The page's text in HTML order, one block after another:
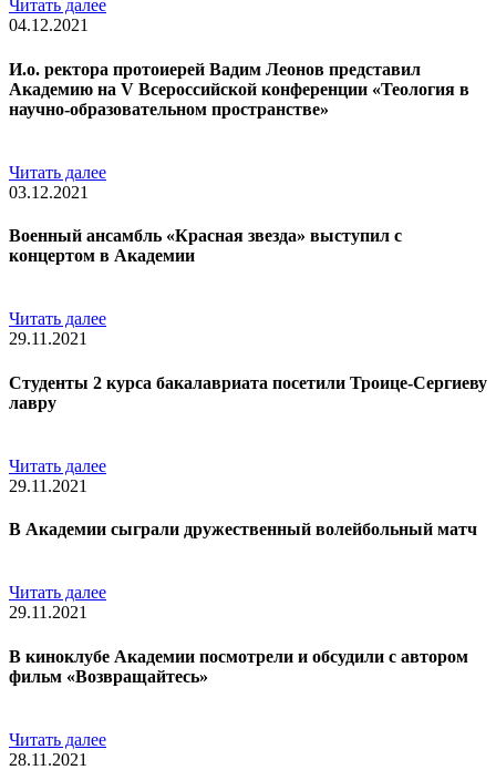
Читать далее
04.12.2021
И.о. ректора протоиерей Вадим Леонов представил
Академию на V Всероссийской конференции «Теология в
научно-образовательном пространстве»
Читать далее
03.12.2021
Военный ансамбль «Красная звезда» выступил с
концертом в Академии
Читать далее
29.11.2021
Студенты 2 курса бакалавриата посетили Троице-Сергиеву
лавру
Читать далее
29.11.2021
В Академии сыграли дружественный волейбольный матч
Читать далее
29.11.2021
В киноклубе Академии посмотрели и обсудили с автором
фильм «Возвращайтесь»
Читать далее
28.11.2021